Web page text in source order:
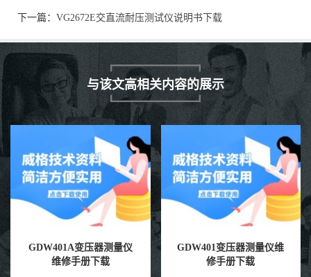
下一篇： VG2672E交直流耐压测试仪说明书下载
与该文高相关内容的展示
GDW401A变压器测量仪
维修手册下载
GDW401变压器测量仪维
修手册下载